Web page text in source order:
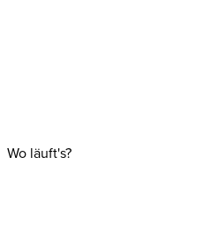
Wo läuft's?